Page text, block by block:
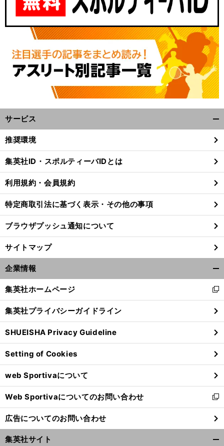
サービス
閉
る
推奨環境
集英社ID・スポルティーバIDとは
利用規約・会員規約
特定商取引法に基づく表示・その他の事項
ブラウザプッシュ通知について
サイトマップ
企業情報
閉
る
集英社ホームページ
新
し
い
ウ
ィ
ン
ド
ウ
で
開
く
集英社プライバシーガイドライン
SHUEISHA Privacy Guideline
Setting of Cookies
web Sportivaについて
Web Sportivaについてのお問い合わせ
新
し
い
ウ
ィ
広告についてのお問い合わせ
集英社サイト